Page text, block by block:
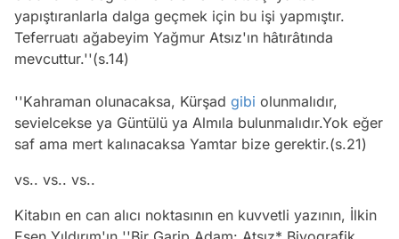
yapıştıranlarla dalga geçmek için bu işi yapmıştır.
Teferruatı ağabeyim Yağmur Atsız'ın hâtırâtında
mevcuttur.''(s.14)
''Kahraman olunacaksa, Kürşad gibi olunmalıdır,
sevielcekse ya Güntülü ya Almıla bulunmalıdır.Yok eğer
saf ama mert kalınacaksa Yamtar bize gerektir.(s.21)
vs.. vs.. vs..
Kitabın en can alıcı noktasının en kuvvetli yazının, İlkin